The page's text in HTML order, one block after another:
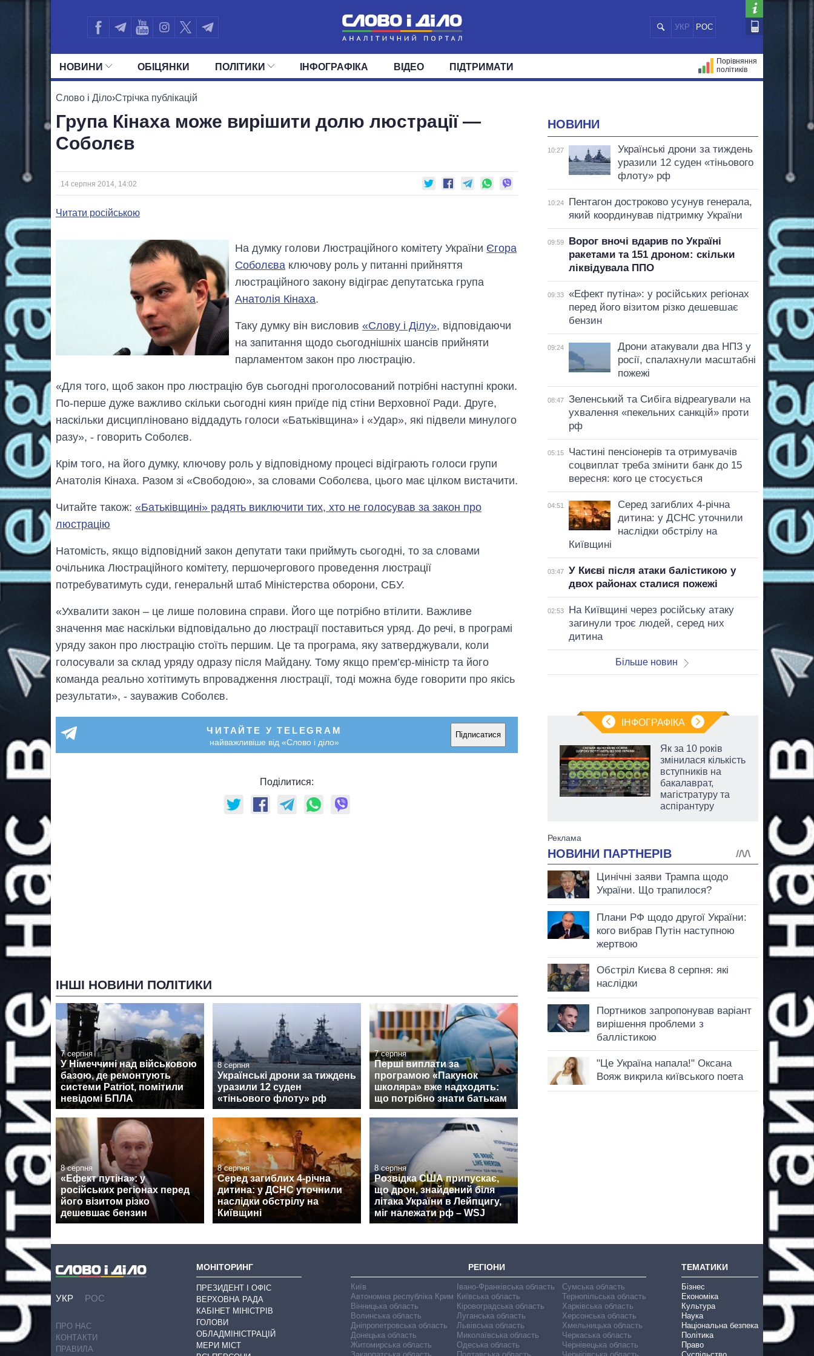
УКР РОС
НОВИНИ
ПОЛІТИКА ЕКОНОМІКА СУСПІЛЬСТВО
ОБIЦЯНКИ ПОЛIТИКИ
УСІ ПОЛІТИКИ
ДЕПУТАТИ КОМІТЕТИ ФРАКЦІЇ ОКРУГИ
ІНФОГРАФІКА ВІДЕО ПІДТРИМАТИ
Порівняння
політиків
Слово і Діло›Стрічка публікацій
Група Кінаха може вирішити долю люстрації —
Соболєв
14 серпня 2014, 14:02
Читати російською
На думку голови Люстраційного комітету України Єгора
Соболєва ключову роль у питанні прийняття
люстраційного закону відіграє депутатська група
Анатолія Кінаха.
Таку думку він висловив«Слову і Ділу», відповідаючи
на запитання щодо сьогоднішніх шансів прийняти
парламентом закон про люстрацію.
«Для того, щоб закон про люстрацію був сьогодні проголосований потрібні наступні кроки.
По-перше дуже важливо скільки сьогодні киян приїде під стіни Верховної Ради. Друге,
наскільки дисципліновано віддадуть голоси «Батьківщина» і «Удар», які підвели минулого
разу», - говорить Соболєв.
Крім того, на його думку, ключову роль у відповідному процесі відіграють голоси групи
Анатолія Кінаха. Разом зі «Свободою», за словами Соболєва, цього має цілком вистачити.
Читайте також: «Батьківщині» радять виключити тих, хто не голосував за закон про
люстрацію
Натомість, якщо відповідний закон депутати таки приймуть сьогодні, то за словами
очільника Люстраційного комітету, першочергового проведення люстрації
потребуватимуть суди, генеральнй штаб Міністерства оборони, СБУ.
«Ухвалити закон – це лише половина справи. Його ще потрібно втілити. Важливе
значення має наскільки відповідально до люстрації поставиться уряд. До речі, в програмі
уряду закон про люстрацію стоїть першим. Це та програма, яку затверджували, коли
голосували за склад уряду одразу після Майдану. Тому якщо прем’єр-міністр та його
команда реально хотітимуть впровадження люстрації, тоді можна буде говорити про якісь
результати», - зауважив Соболєв.
ЧИТАЙТЕ У TELEGRAM
найважливіше від «Слово і діло»
Підписатися
Поділитися:
ІНШІ НОВИНИ ПОЛІТИКИ
7 серпня
У Німеччині над військовою
базою, де ремонтують
системи Patriot, помітили
невідомі БПЛА
8 серпня
Українські дрони за тиждень
уразили 12 суден
«тіньового флоту» рф
7 серпня
Перші виплати за
програмою «Пакунок
школяра» вже надходять:
що потрібно знати батькам
8 серпня
«Ефект путіна»: у
російських регіонах перед
його візитом різко
дешевшає бензин
8 серпня
Серед загиблих 4-річна
дитина: у ДСНС уточнили
наслідки обстрілу на
Київщині
8 серпня
Розвідка США припускає,
що дрон, знайдений біля
літака України в Лейпцигу,
міг належати рф – WSJ
НОВИНИ
10:27
Українські дрони за тиждень
уразили 12 суден «тіньового
флоту» рф
10:24
Пентагон достроково усунув генерала,
який координував підтримку України
09:59
Ворог вночі вдарив по Україні
ракетами та 151 дроном: скільки
ліквідувала ППО
09:33
«Ефект путіна»: у російських регіонах
перед його візитом різко дешевшає
бензин
09:24
Дрони атакували два НПЗ у
росії, спалахнули масштабні
пожежі
08:47
Зеленський та Сибіга відреагували на
ухвалення «пекельних санкцій» проти
рф
05:15
Частині пенсіонерів та отримувачів
соцвиплат треба змінити банк до 15
вересня: кого це стосується
04:51
Серед загиблих 4-річна
дитина: у ДСНС уточнили
наслідки обстрілу на
Київщині
03:47
У Києві після атаки балістикою у
двох районах сталися пожежі
02:53
На Київщині через російську атаку
загинули троє людей, серед них
дитина
Більше новин
ІНФОГРАФІКА
Дефіцит пам’яті:
Як за 10 років
змінилася кількість
вступників на
бакалаврат,
магістратуру та
аспірантуру
УКР РОС
ПРО НАС
КОНТАКТИ
ПРАВИЛА
МОНІТОРИНГ
ПРЕЗИДЕНТ І ОФІС
ВЕРХОВНА РАДА
КАБІНЕТ МІНІСТРІВ
ГОЛОВИ
ОБЛАДМІНІСТРАЦІЙ
МЕРИ МІСТ
РЕГІОНИ
Київ
Автономна республіка Крим
Вінницька область
Волинська область
Дніпропетровська область
Донецька область
Житомирська область
Івано-Франківська область
Київська область
Кіровоградська область
Луганська область
Львівська область
Миколаївська область
Одеська область
Сумська область
Тернопільська область
Харківська область
Херсонська область
Хмельницька область
Черкаська область
Чернівецька область
ТЕМАТИКИ
Бізнес
Економіка
Культура
Наука
Національна безпека
Політика
Право